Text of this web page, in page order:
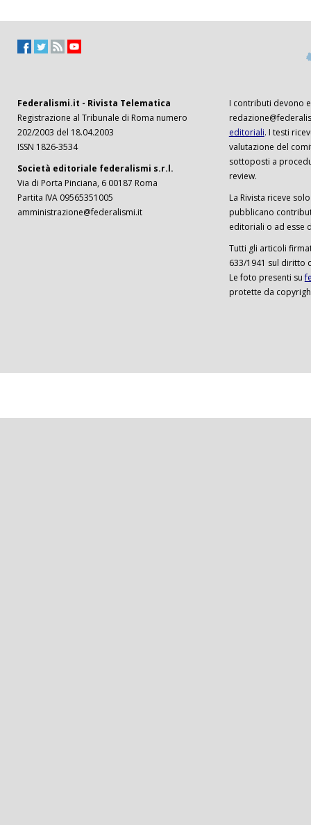
Federalismi.it - Rivista Telematica
Registrazione al Tribunale di Roma numero
202/2003 del 18.04.2003
ISSN 1826-3534
Società editoriale federalismi s.r.l.
Via di Porta Pinciana, 6 00187 Roma
Partita IVA 09565351005
amministrazione@federalismi.it
I contributi devono
editoriali. I testi
valutazione del
sottoposti a
review.
La Rivista riceve
pubblicano
editoriali o ad esse
Tutti gli articoli
633/1941 sul diritto
Le foto presenti su
protette da